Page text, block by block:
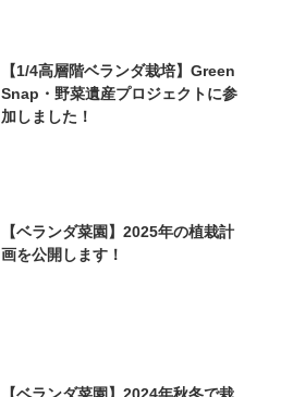
【1/4高層階ベランダ栽培】Green
Snap・野菜遺産プロジェクトに参
加しました！
【ベランダ菜園】2025年の植栽計
画を公開します！